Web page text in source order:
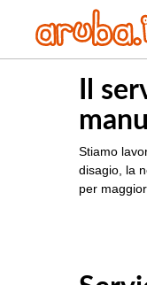
Il
Stiamo
disagio, la
per